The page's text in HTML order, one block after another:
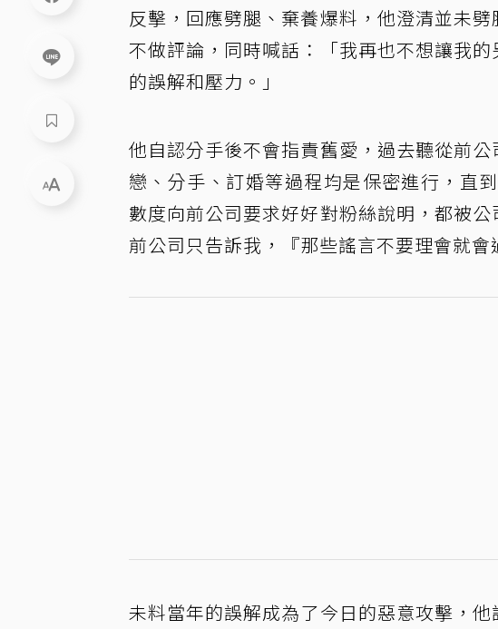
反擊，回應劈腿、棄養爆料，他澄清並未
不做評論，同時喊話：「我再也不想讓我
的誤解和壓力。」
他自認分手後不會指責舊愛，過去聽從前
戀、分手、訂婚等過程均是保密進行，直
數度向前公司要求好好對粉絲說明，都被
前公司只告訴我，『那些謠言不要理會就會
未料當年的誤解成為了今日的惡意攻擊，